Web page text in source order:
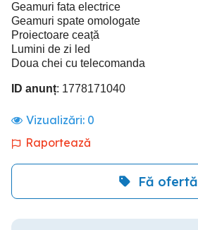
Geamuri fata electrice
Geamuri spate omologate
Proiectoare ceață
Lumini de zi led
Doua chei cu telecomanda
ID anunț: 1778171040
Vizualizări: 0
Raportează
Fă ofertă